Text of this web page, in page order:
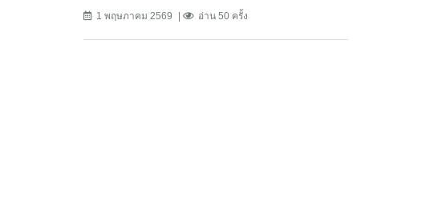
1 พฤษภาคม 2569 อ่าน 50 ครั้ง